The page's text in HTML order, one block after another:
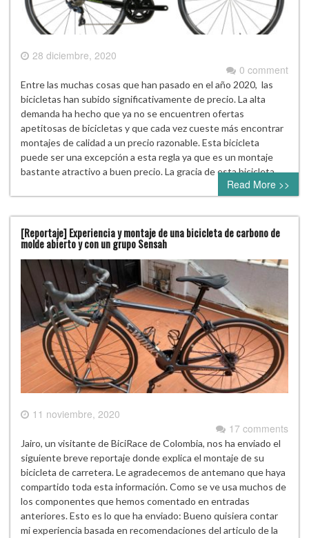
28 diciembre, 2020
0 comment
Entre las muchas cosas que han pasado en el año 2020, las
bicicletas han subido significativamente de precio. La alta
demanda ha hecho que ya no se encuentren ofertas
apetitosas de bicicletas y que cada vez cueste más encontrar
montajes de calidad a un precio razonable. Esta bicicleta
puede ser una excepción a esta regla ya que es un montaje
bastante atractivo a buen precio. La gracia de esta bicicleta…
Read More >>
[Reportaje] Experiencia y montaje de una bicicleta de carbono de
molde abierto y con un grupo Sensah
11 noviembre, 2020
17 comments
Jairo, un visitante de BiciRace de Colombia, nos ha enviado el
siguiente breve reportaje donde explica el montaje de su
bicicleta de carretera. Le agradecemos de antemano que haya
compartido toda esta información. Como se ve usa muchos de
los componentes que hemos comentado en entradas
anteriores. Esto es lo que ha enviado: Bueno quisiera contar
mi experiencia basada en recomendaciones del articulo de la